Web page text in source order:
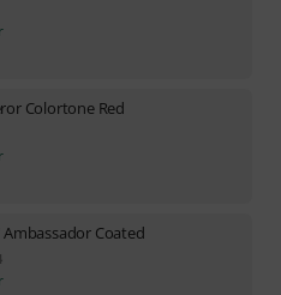
Colortone Red
Ambassador Coated